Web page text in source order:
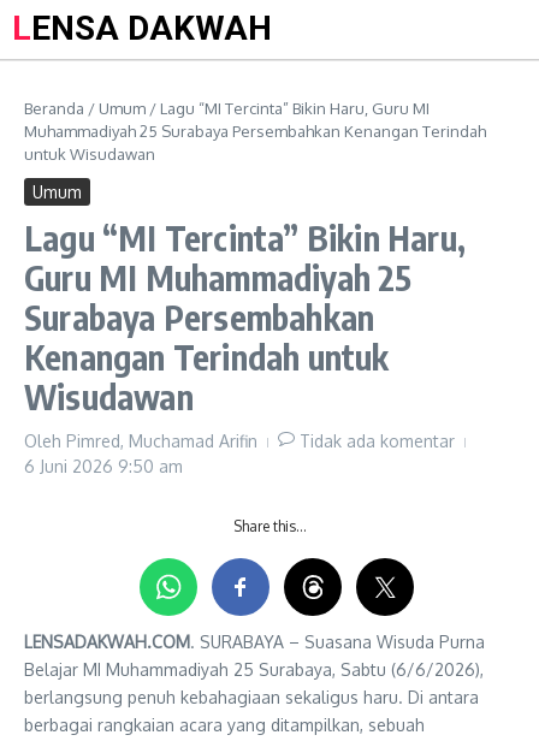
LENSA DAKWAH
Beranda / Umum / Lagu “MI Tercinta” Bikin Haru, Guru MI
Muhammadiyah 25 Surabaya Persembahkan Kenangan Terindah
untuk Wisudawan
Umum
Lagu “MI Tercinta” Bikin Haru,
Guru MI Muhammadiyah 25
Surabaya Persembahkan
Kenangan Terindah untuk
Wisudawan
Oleh Pimred, Muchamad Arifin
Tidak ada komentar
6 Juni 2026 9:50 am
Share this…
LENSADAKWAH.COM. SURABAYA – Suasana Wisuda Purna
Belajar MI Muhammadiyah 25 Surabaya, Sabtu (6/6/2026),
berlangsung penuh kebahagiaan sekaligus haru. Di antara
berbagai rangkaian acara yang ditampilkan, sebuah